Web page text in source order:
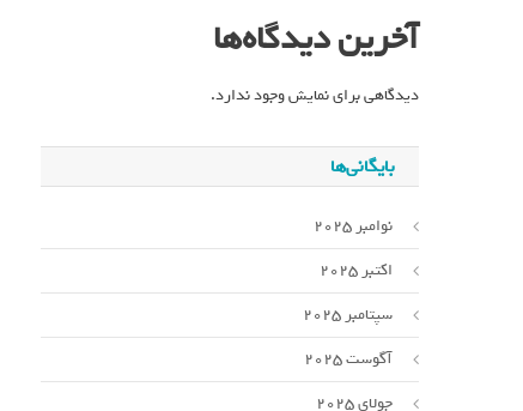
آخرین دیدگاه‌ها
دیدگاهی برای نمایش وجود ندارد.
بایگانی‌ها
نوامبر 2025
اکتبر 2025
سپتامبر 2025
آگوست 2025
جولای 2025